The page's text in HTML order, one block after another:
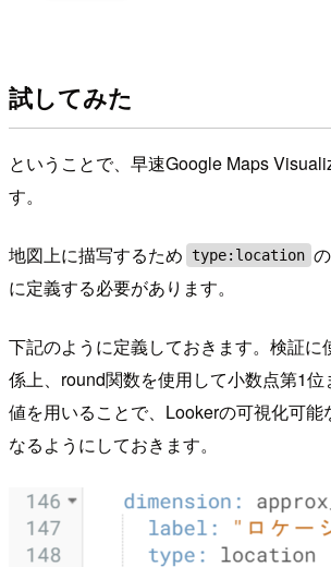
試してみた
ということで、早速Google Maps
す。
地図上に描写するため type:location
に定義する必要があります。
下記のように定義しておきます。検証に
係上、round関数を使用して小数点第1
値を用いることで、Lookerの可視化可能
なるようにしておきます。